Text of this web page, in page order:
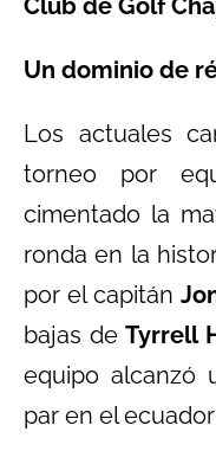
Un dominio de
Los actuales
torneo por
cimentado la
ronda en la
por el capitán
bajas deTyrrell
equipo alcanzó
par en el